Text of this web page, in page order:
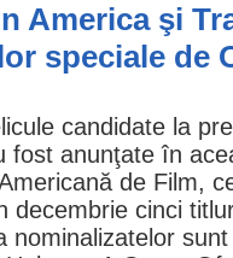
America şi
speciale de
candidate la
fost anunţate în
de Film,
decembrie cinci
nominalizatelor